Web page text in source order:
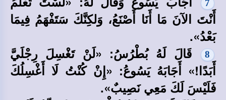
7
أَنْتَ الآنَ مَا أَنَا أَصْنَعُ، وَلكِنَّكَ سَتَفْهَمُ فِيمَا
بَعْدُ».
8
قَالَ لَهُ بُطْرُسُ: «لَنْ تَغْسِلَ رِجْلَيَّ
أَبَدًا!» أَجَابَهُ يَسُوعُ: «إِنْ كُنْتُ لَا أَغْسِلُكَ
فَلَيْسَ لَكَ مَعِي نَصِيبٌ».